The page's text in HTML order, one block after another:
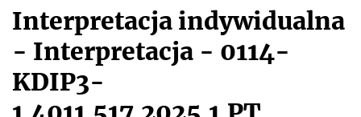
Interpretacja indywidualna
- Interpretacja - 0114-
KDIP3-